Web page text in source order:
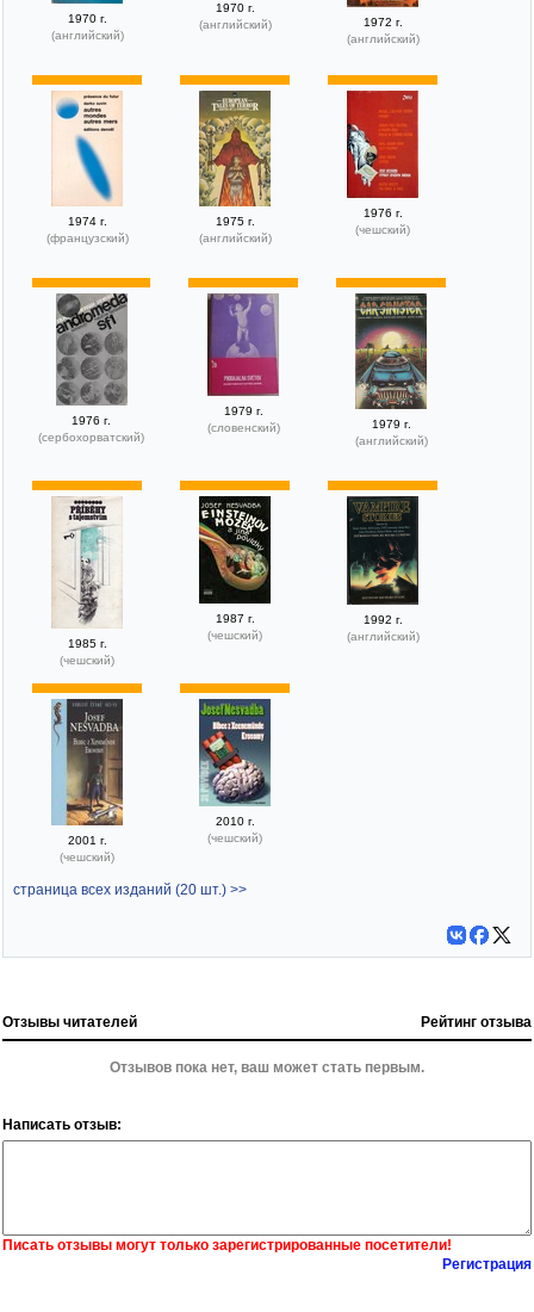
1970 г.
(английский)
1970 г.
(английский)
1972 г.
(английский)
1974 г.
(французский)
1975 г.
(английский)
1976 г.
(чешский)
1976 г.
(сербохорватский)
1979 г.
(словенский)
1979 г.
(английский)
1985 г.
(чешский)
1987 г.
(чешский)
1992 г.
(английский)
2001 г.
(чешский)
2010 г.
(чешский)
страница всех изданий (20 шт.) >>
Отзывы читателей Рейтинг отзыва
Отзывов пока нет, ваш может стать первым.
Написать отзыв:
Писать отзывы могут только зарегистрированные посетители!
Регистрация